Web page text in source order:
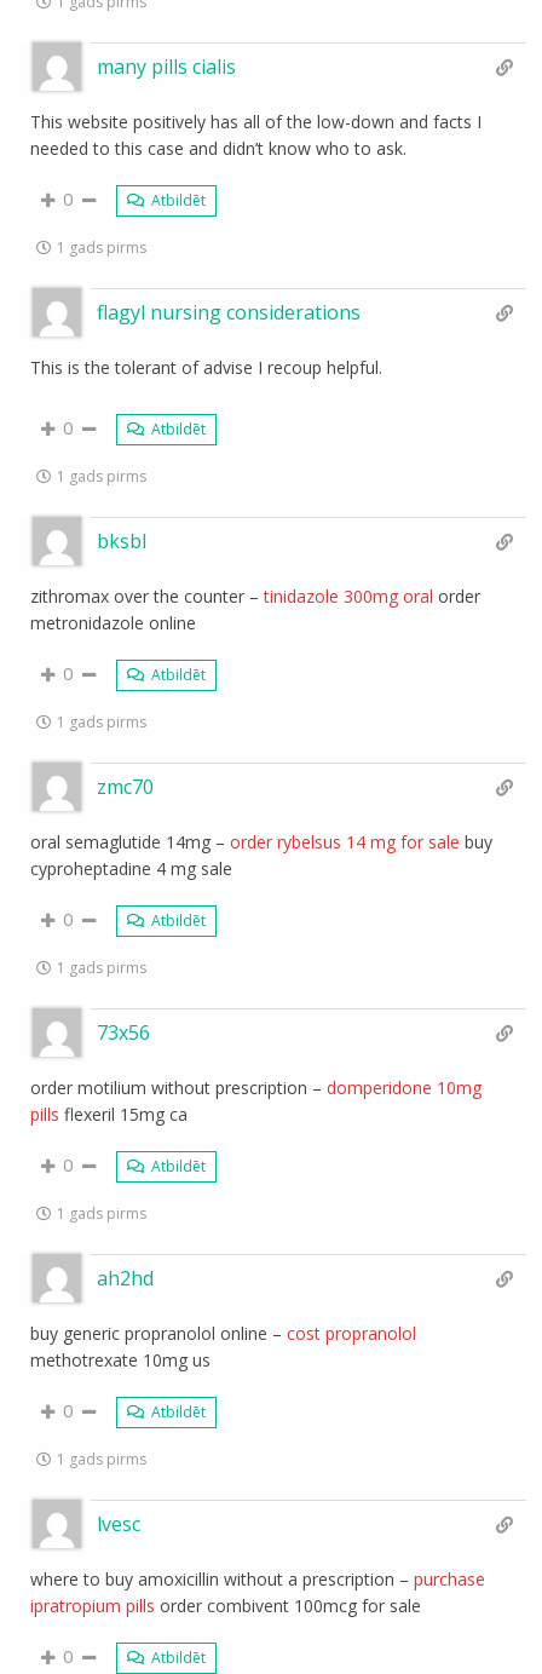
many pills cialis
This website positively has all of the low-down and facts I
needed to this case and didn’t know who to ask.
0 Atbildēt
1 gads pirms
flagyl nursing considerations
This is the tolerant of advise I recoup helpful.
0 Atbildēt
1 gads pirms
bksbl
zithromax over the counter –tinidazole 300mg oral order
metronidazole online
0 Atbildēt
1 gads pirms
zmc70
oral semaglutide 14mg –order rybelsus 14 mg for sale buy
cyproheptadine 4 mg sale
0 Atbildēt
1 gads pirms
73x56
order motilium without prescription –domperidone 10mg
pills flexeril 15mg ca
0 Atbildēt
1 gads pirms
ah2hd
buy generic propranolol online –cost propranolol
methotrexate 10mg us
0 Atbildēt
1 gads pirms
lvesc
where to buy amoxicillin without a prescription –purchase
ipratropium pills order combivent 100mcg for sale
0 Atbildēt